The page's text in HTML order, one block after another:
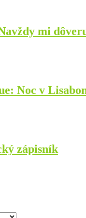
mi
Noc v
zápisník